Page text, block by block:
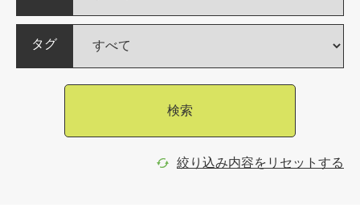
タグ
検索
絞り込み内容をリセットする